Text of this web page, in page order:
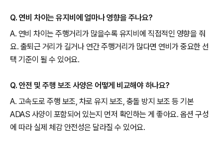
Q. 연비 차이는 유지비에 얼마나 영향을 주나요?
A. 연비 차이는 주행거리가 많을수록 유지비에 직접적인 영향을 줘
요. 출퇴근 거리가 길거나 연간 주행거리가 많다면 연비가 중요한 선
택 기준이 될 수 있어요.
Q. 안전 및 주행 보조 사양은 어떻게 비교해야 하나요?
A. 고속도로 주행 보조, 차로 유지 보조, 충돌 방지 보조 등 기본
ADAS 사양이 포함되어 있는지 먼저 확인하는 게 좋아요. 옵션 구성
에 따라 실제 체감 안전성은 달라질 수 있어요.